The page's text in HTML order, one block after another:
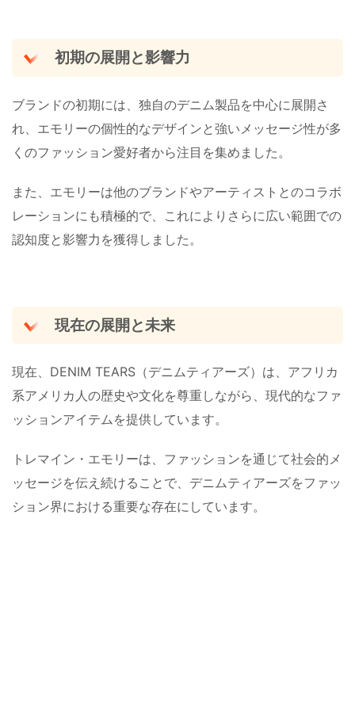
初期の展開と影響力
ブランドの初期には、独自のデニム製品を中心に展開さ
れ、エモリーの個性的なデザインと強いメッセージ性が多
くのファッション愛好者から注目を集めました。
また、エモリーは他のブランドやアーティストとのコラボ
レーションにも積極的で、これによりさらに広い範囲での
認知度と影響力を獲得しました​​。
現在の展開と未来
現在、DENIM TEARS（デニムティアーズ）は、アフリカ
系アメリカ人の歴史や文化を尊重しながら、現代的なファ
ッションアイテムを提供しています。
トレマイン・エモリーは、ファッションを通じて社会的メ
ッセージを伝え続けることで、デニムティアーズをファッ
ション界における重要な存在にしています。